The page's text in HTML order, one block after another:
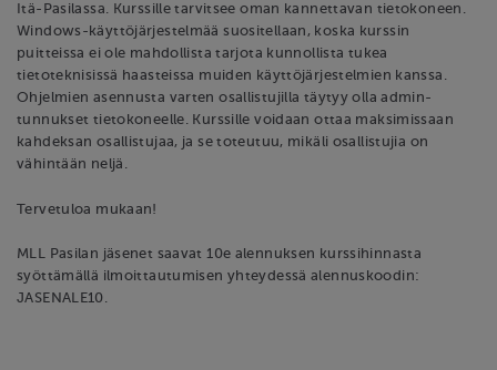
Itä-Pasilassa. Kurssille tarvitsee oman kannettavan tietokoneen.
Windows-käyttöjärjestelmää suositellaan, koska kurssin
puitteissa ei ole mahdollista tarjota kunnollista tukea
tietoteknisissä haasteissa muiden käyttöjärjestelmien kanssa.
Ohjelmien asennusta varten osallistujilla täytyy olla admin-
tunnukset tietokoneelle. Kurssille voidaan ottaa maksimissaan
kahdeksan osallistujaa, ja se toteutuu, mikäli osallistujia on
vähintään neljä.
Tervetuloa mukaan!
MLL Pasilan jäsenet saavat 10e alennuksen kurssihinnasta
syöttämällä ilmoittautumisen yhteydessä alennuskoodin:
JASENALE10.